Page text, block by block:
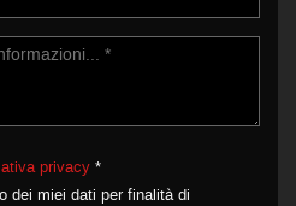
privacy *
dei miei dati per finalità di